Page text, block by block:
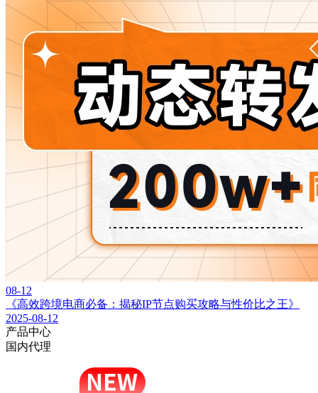
08-12
《高效跨境电商必备：揭秘IP节点购买攻略与性价比之王》
2025-08-12
产品中心
国内代理